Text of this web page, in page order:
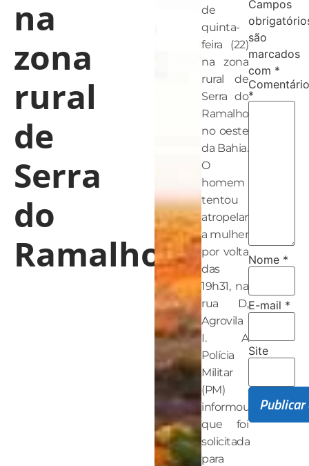
na
zona
rural
de
Serra
do
Ramalho
de
quinta-
feira (22)
na zona
rural de
Serra do
Ramalho,
no oeste
da Bahia.
O
homem
tentou
atropelar
a mulher
por volta
das
19h31, na
rua D,
Agrovila
I. A
Polícia
Militar
(PM)
informou
que foi
solicitada
para
Campos
são
marcados
com *
Comentário
*
Nome *
E-mail *
Site